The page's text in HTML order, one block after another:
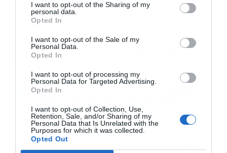
I want to opt-out of the Sharing of my
personal data.
Opted In
I want to opt-out of the Sale of my
Personal Data.
Opted In
I want to opt-out of processing my
Personal Data for Targeted Advertising.
Opted In
I want to opt-out of Collection, Use,
Retention, Sale, and/or Sharing of my
Personal Data that Is Unrelated with the
Purposes for which it was collected.
Opted Out
μουσείο
Λούβρο: Πόσα εκατομμύρια θα χάσουν τα
κλεμμένα κοσμήματα στη μαύρη αγορά
Ακολουθήστε το Powergame.gr στο
ενημέρωση!
TAGS: ΔΗΜΟΠΡΑΣΙΕΣ ΔΙΑΜΑΝΤΙΑ ΟΙΚΟΣ SOTHEBY'S